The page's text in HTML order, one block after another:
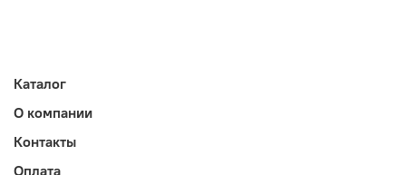
Каталог
О компании
Контакты
Оплата